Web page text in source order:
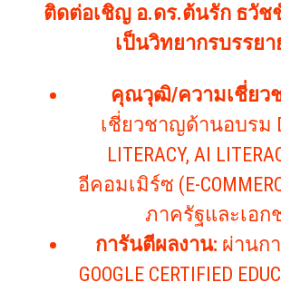
ติดต่อเชิญ อ.ดร.ต้นรัก ธวัช
เป็นวิทยากรบรรยา
คุณวุฒิ/ความเชี่ยว
เชี่ยวชาญด้านอบรม
LITERACY, AI
อีคอมเมิร์ซ (E-
ภาครัฐและเอก
การันตีผลงาน: ผ่านก
GOOGLE CERTIFIED